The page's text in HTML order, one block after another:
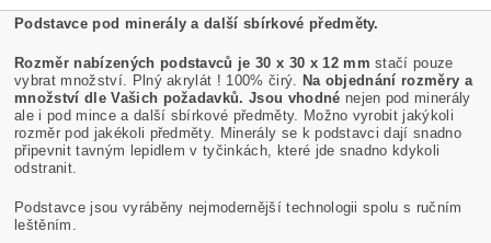
Podstavce pod minerály a další sbírkové předměty.
Rozměr nabízených podstavců je 30 x 30 x 12 mm stačí pouze
vybrat množství. Plný akrylát ! 100% čirý. Na objednání rozměry a
množství dle Vašich požadavků. Jsou vhodné nejen pod minerály
ale i pod mince a další sbírkové předměty. Možno vyrobit jakýkoli
rozměr pod jakékoli předměty. Minerály se k podstavci dají snadno
připevnit tavným lepidlem v tyčinkách, které jde snadno kdykoli
odstranit.
Podstavce jsou vyráběny nejmodernější technologii spolu s ručním
leštěním.